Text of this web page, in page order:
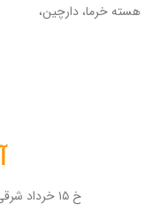
هسته خرما، دارچین،
خ ۱۵ خرداد شرقی کوچه موسوی کیانی پلاک ۹۱